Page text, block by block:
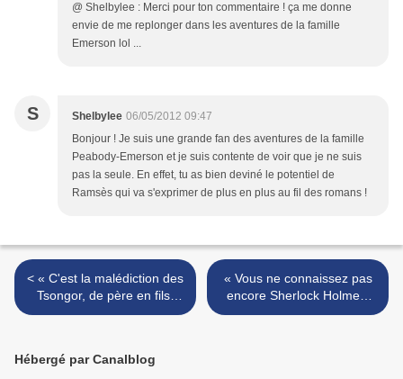
@ Shelbylee : Merci pour ton commentaire ! ça me donne
envie de me replonger dans les aventures de la famille
Emerson lol ...
S Shelbylee 06/05/2012 09:47
Bonjour ! Je suis une grande fan des aventures de la famille
Peabody-Emerson et je suis contente de voir que je ne suis
pas la seule. En effet, tu as bien deviné le potentiel de
Ramsès qui va s'exprimer de plus en plus au fil des romans !
< « C'est la malédiction des
Tsongor, de père en fils,
rien que de la poussière et
« Vous ne connaissez pas
encore Sherlock Holmes.
Peut-être ne l'aimerez-vous
Hébergé par Canalblog